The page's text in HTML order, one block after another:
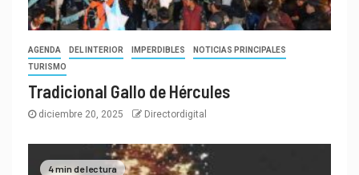
AGENDA DEL INTERIOR IMPERDIBLES
NOTICIAS PRINCIPALES
TURISMO
Tradicional Gallo de Hércules
diciembre 20, 2025 Directordigital
4 min de lectura